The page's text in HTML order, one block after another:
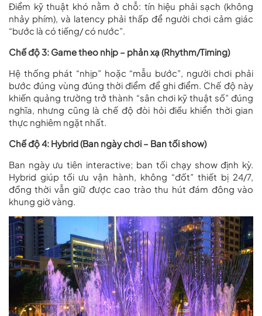
Điểm kỹ thuật khó nằm ở chỗ: tín hiệu phải sạch (không
nhảy phím), và latency phải thấp để người chơi cảm giác
“bước là có tiếng/ có nước”.
Chế độ 3: Game theo nhịp – phản xạ (Rhythm/Timing)
Hệ thống phát “nhịp” hoặc “mẫu bước”, người chơi phải
bước đúng vùng đúng thời điểm để ghi điểm. Chế độ này
khiến quảng trường trở thành “sân chơi kỹ thuật số” đúng
nghĩa, nhưng cũng là chế độ đòi hỏi điều khiển thời gian
thực nghiêm ngặt nhất.
Chế độ 4: Hybrid (Ban ngày chơi – Ban tối show)
Ban ngày ưu tiên interactive; ban tối chạy show định kỳ.
Hybrid giúp tối ưu vận hành, không “đốt” thiết bị 24/7,
đồng thời vẫn giữ được cao trào thu hút đám đông vào
khung giờ vàng.